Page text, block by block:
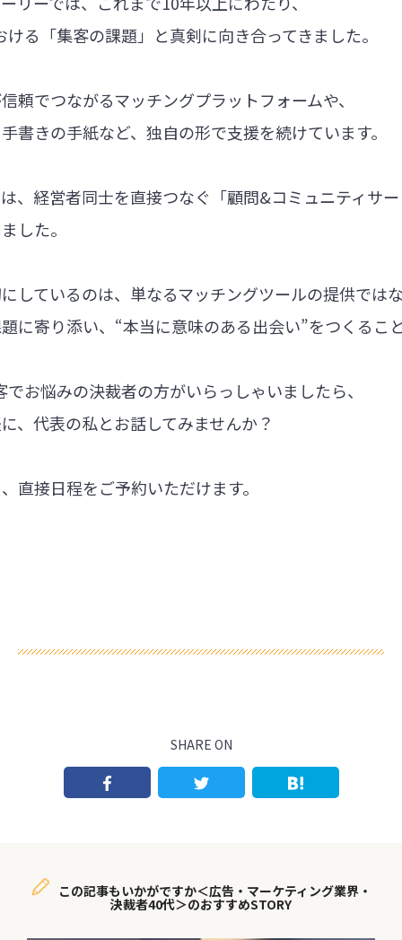
る「集客の課題」と真剣に向き合ってきました。
頼でつながるマッチングプラットフォームや、
書きの手紙など、独自の形で支援を続けています。
、経営者同士を直接つなぐ「顧問&コミュニティサ
した。
しているのは、単なるマッチングツールの提供では
に寄り添い、“本当に意味のある出会い”をつくるこ
お悩みの決裁者の方がいらっしゃいましたら、
、代表の私とお話してみませんか？
直接日程をご予約いただけます。
SHARE ON
この記事もいかがですか＜広告・マーケティング業界・
決裁者40代＞のおすすめSTORY